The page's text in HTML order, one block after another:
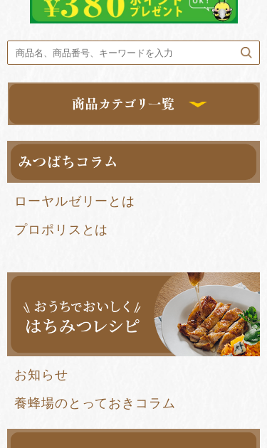
ローヤルゼリーとは
プロポリスとは
お知らせ
養蜂場のとっておきコラム